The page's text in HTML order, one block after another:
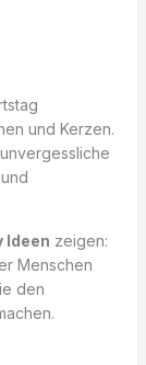
und Kerzen.
Ideen zeigen:
Menschen
den